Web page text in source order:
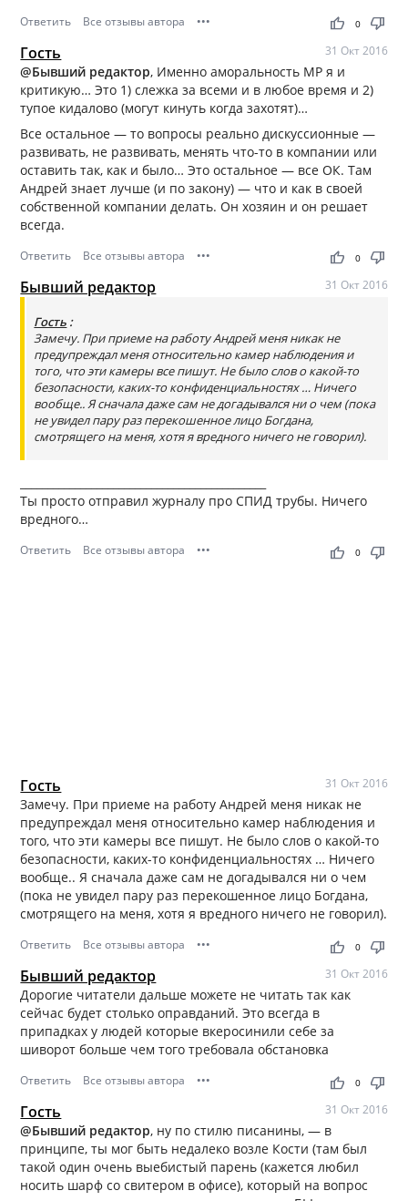
Ответить Все отзывы автора ••• thumb_up thumb_down
0
Гость 31 Окт 2016
@Бывший редактор, Именно аморальность МР я и
критикую… Это 1) слежка за всеми и в любое время и 2)
тупое кидалово (могут кинуть когда захотят)…
Все остальное — то вопросы реально дискуссионные —
развивать, не развивать, менять что-то в компании или
оставить так, как и было… Это остальное — все ОК. Там
Андрей знает лучше (и по закону) — что и как в своей
собственной компании делать. Он хозяин и он решает
всегда.
Ответить Все отзывы автора ••• thumb_up thumb_down
0
Бывший редактор 31 Окт 2016
Гость :
Замечу. При приеме на работу Андрей меня никак не
предупреждал меня относительно камер наблюдения и
того, что эти камеры все пишут. Не было слов о какой-то
безопасности, каких-то конфиденциальностях … Ничего
вообще.. Я сначала даже сам не догадывался ни о чем (пока
не увидел пару раз перекошенное лицо Богдана,
смотрящего на меня, хотя я вредного ничего не говорил).
Ты просто отправил журналу про СПИД трубы. Ничего
вредного…
Ответить Все отзывы автора ••• thumb_up thumb_down
0
Гость 31 Окт 2016
Замечу. При приеме на работу Андрей меня никак не
предупреждал меня относительно камер наблюдения и
того, что эти камеры все пишут. Не было слов о какой-то
безопасности, каких-то конфиденциальностях … Ничего
вообще.. Я сначала даже сам не догадывался ни о чем
(пока не увидел пару раз перекошенное лицо Богдана,
смотрящего на меня, хотя я вредного ничего не говорил).
Ответить Все отзывы автора ••• thumb_up thumb_down
0
Бывший редактор 31 Окт 2016
Дорогие читатели дальше можете не читать так как
сейчас будет столько оправданий. Это всегда в
припадках у людей которые вкеросинили себе за
шиворот больше чем того требовала обстановка
Ответить Все отзывы автора ••• thumb_up thumb_down
0
Гость 31 Окт 2016
@Бывший редактор, ну по стилю писанины, — в
принципе, ты мог быть недалеко возле Кости (там был
такой один очень выебистый парень (кажется любил
носить шарф со свитером в офисе), который на вопрос